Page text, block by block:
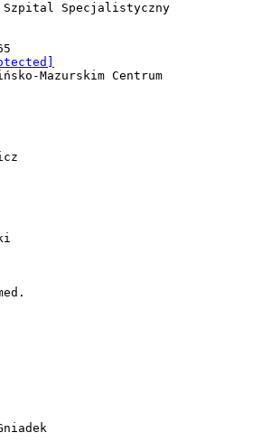
Szpital Specjalistyczny
Mazurskim Centrum